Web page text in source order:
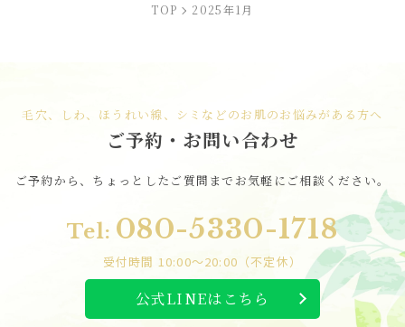
TOP 2025年1月
毛穴、しわ、ほうれい線、シミなどのお肌のお悩みがある方へ
ご予約・お問い合わせ
ご予約から、 ちょっとしたご質問までお気軽にご相談ください。
Tel: 080-5330-1718
受付時間 10:00～20:00（不定休）
公式LINEはこちら